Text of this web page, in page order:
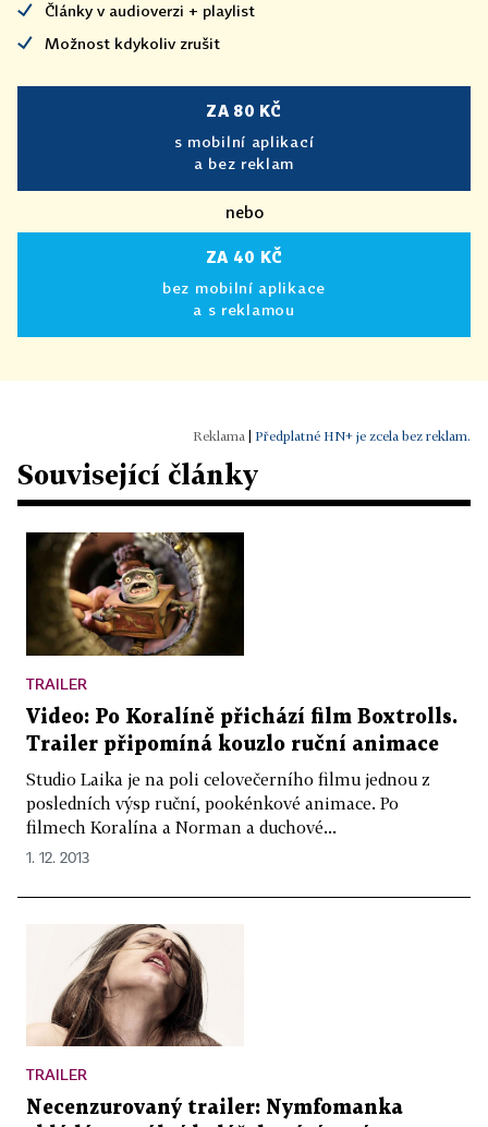
Články v audioverzi + playlist
Možnost kdykoliv zrušit
ZA 80 KČ
s mobilní aplikací
a bez reklam
nebo
ZA 40 KČ
bez mobilní aplikace
a s reklamou
Předplatné HN+ je zcela bez reklam.
Související články
TRAILER
Video: Po Koralíně přichází film Boxtrolls.
Trailer připomíná kouzlo ruční animace
Studio Laika je na poli celovečerního filmu jednou z
posledních výsp ruční, pookénkové animace. Po
filmech Koralína a Norman a duchové...
1. 12. 2013
TRAILER
Necenzurovaný trailer: Nymfomanka